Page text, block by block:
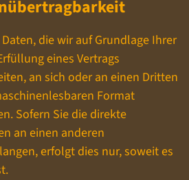
die wir auf Grundlage Ihrer
eines Vertrags
an sich oder an einen Dritten
Format
Sofern Sie die direkte
an einen anderen
erfolgt dies nur, soweit es